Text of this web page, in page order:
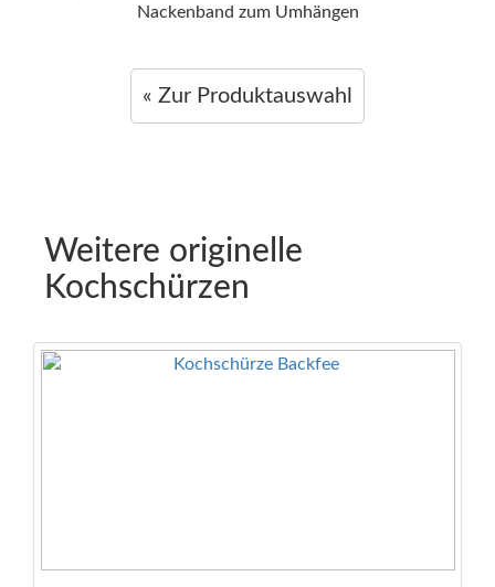
Nackenband zum Umhängen
« Zur Produktauswahl
Weitere originelle
Kochschürzen